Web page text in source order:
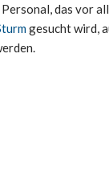
Personal, das vor
gesucht wird,